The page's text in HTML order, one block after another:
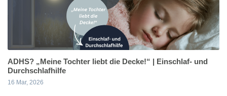
ADHS? „Meine Tochter liebt die Decke!“ | Einschlaf- und
Durchschlafhilfe
16 Mar, 2026